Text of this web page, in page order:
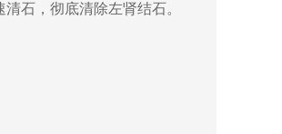
石，彻底清除左肾结石。